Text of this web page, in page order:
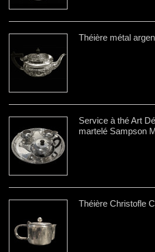
Théière métal
Service à thé Art
martelé Sampson
Théière Christofle